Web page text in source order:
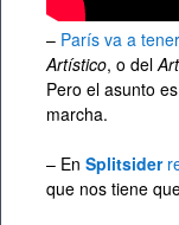
– París va a
Artístico, o del
Pero el asunto
marcha.
– En Splitsider
que nos tiene